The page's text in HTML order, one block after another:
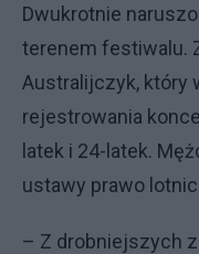
Dwukrotnie
terenem festiwalu.
Australijczyk, który
rejestrowania
latek i 24-latek.
ustawy prawo
– Z drobniejszych